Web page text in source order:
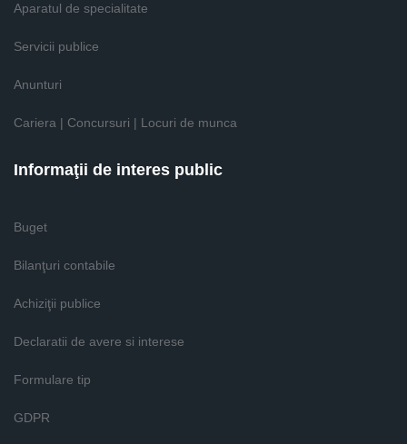
Aparatul de specialitate
Servicii publice
Anunturi
Cariera | Concursuri | Locuri de munca
Informaţii de interes public
Buget
Bilanţuri contabile
Achiziţii publice
Declaratii de avere si interese
Formulare tip
GDPR